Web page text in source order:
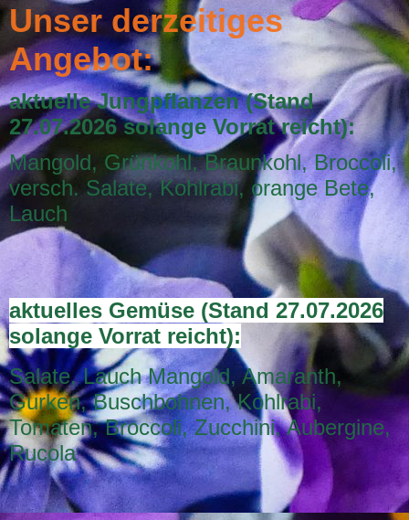
Unser derzeitiges
Angebot:
aktuelle Jungpflanzen (Stand
27.07.2026 solange Vorrat reicht):
Mangold, Grünkohl, Braunkohl, Broccoli,
versch. Salate, Kohlrabi, orange Bete,
Lauch
aktuelles Gemüse (Stand 27.07.2026
solange Vorrat reicht):
Salate, Lauch Mangold, Amaranth,
Gurken, Buschbohnen, Kohlrabi,
Tomaten, Broccoli, Zucchini, Aubergine,
Rucola